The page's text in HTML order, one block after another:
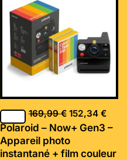
169,99€
169,99 €.
152,34 €
Polaroid – Now+ Gen3 –
Appareil photo
instantané + film couleur